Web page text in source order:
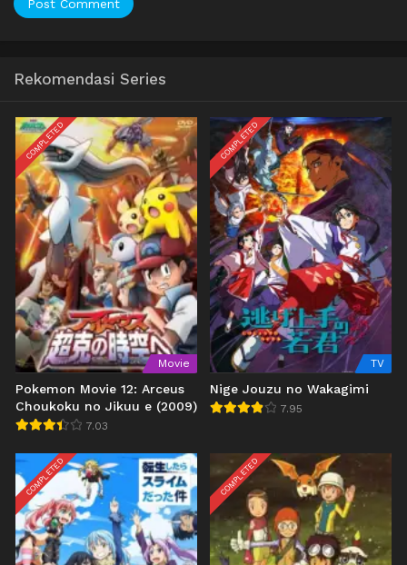
Rekomendasi Series
COMPLETED
Movie
Pokemon Movie 12: Arceus
Choukoku no Jikuu e (2009)
7.03
COMPLETED
TV
Nige Jouzu no Wakagimi
7.95
COMPLETED COMPLETED